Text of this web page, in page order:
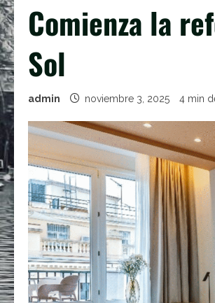
Comienza la
Sol
admin noviembre 3, 2025 4 min